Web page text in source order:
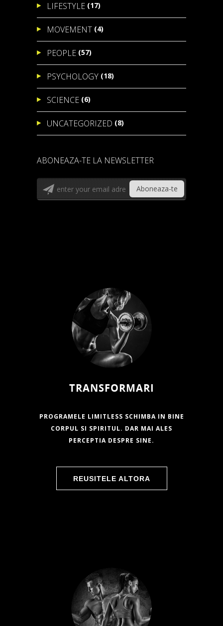
LIFESTYLE (17)
MOVEMENT (4)
PEOPLE (57)
PSYCHOLOGY (18)
SCIENCE (6)
UNCATEGORIZED (8)
ABONEAZA-TE LA NEWSLETTER
TRANSFORMARI
PROGRAMELE LIMITLESS SCHIMBA IN BINE
CORPUL SI SPIRITUL. DAR MAI ALES
PERCEPTIA DESPRE SINE.
REUSITELE ALTORA